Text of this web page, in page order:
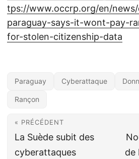
tps://www.occrp.org/en/
paraguay-says-it-wont-pay-
for-stolen-citizenship-data
Paraguay Cyberattaque
Rançon
« PRÉCÉDENT
La Suède subit des
cyberattaques
de